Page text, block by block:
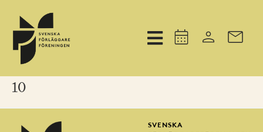
10
SVENSKA